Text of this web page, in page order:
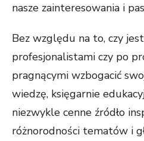
nasze zainteresowania i
Bez względu na to, czy
profesjonalistami czy po
pragnącymi wzbogacić
wiedzę, księgarnie
niezwykle cenne źródło
różnorodności tematów i